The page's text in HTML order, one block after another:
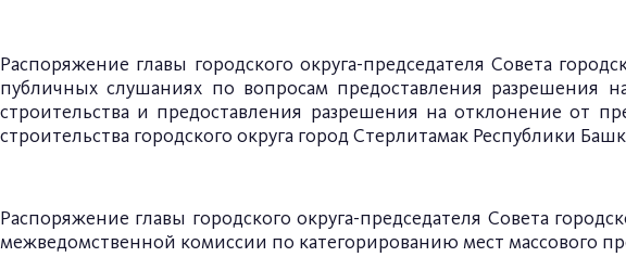
Распоряжение главы городского округа-председателя Совета
публичных слушаниях по вопросам предоставления разрешения
строительства и предоставления разрешения на отклонение от
строительства городского округа город Стерлитамак Республики
Распоряжение главы городского округа-председателя Совета
межведомственной комиссии по категорированию мест массового